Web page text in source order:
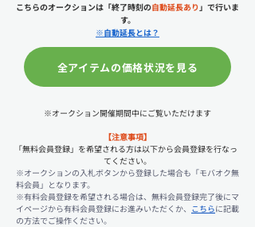
こちらのオークションは「終了時刻の自動延長あり」で行いま
す。
※自動延長とは？
全アイテムの価格状況を見る
※オークション開催期間中にご覧いただけます
【注意事項】
｢無料会員登録」を希望される方は以下から会員登録を行なっ
てください。
※オークションの入札ボタンから登録した場合も「モバオク無
料会員」となります。
※有料会員登録を希望される場合は、無料会員登録完了後にマ
イページから有料会員登録にお進みいただくか、 こちらに記載
の方法でご操作ください。